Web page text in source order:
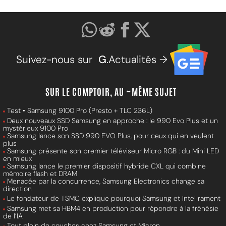
Suivez-nous sur G.Actualités →
SUR LE COMPTOIR, AU ~MÊME SUJET
Test • Samsung 9100 Pro (Presto + TLC 236L)
Deux nouveaux SSD Samsung en approche : le 990 Evo Plus et un
mystérieux 9100 Pro
Samsung lance son SSD 990 EVO Plus, pour ceux qui en veulent
plus
Samsung présente son premier téléviseur Micro RGB : du Mini LED
en mieux
Samsung lance le premier dispositif hybride CXL qui combine
mémoire flash et DRAM
Menacée par la concurrence, Samsung Electronics change sa
direction
Le fondateur de TSMC explique pourquoi Samsung et Intel rament
Samsung met sa HBM4 en production pour répondre à la frénésie
de l’IA